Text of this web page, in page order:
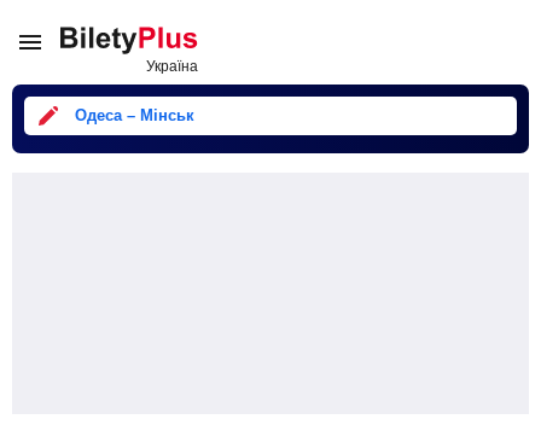
Одеса – Мінськ